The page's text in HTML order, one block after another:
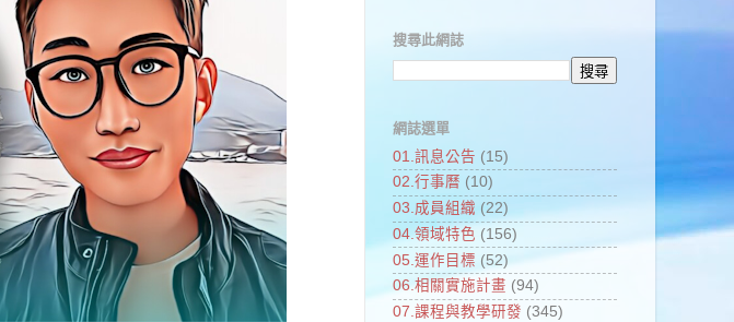
搜尋此網誌
網誌選單
01.訊息公告 (15)
02.行事曆 (10)
03.成員組織 (22)
04.領域特色 (156)
05.運作目標 (52)
06.相關實施計畫 (94)
07.課程與教學研發 (345)